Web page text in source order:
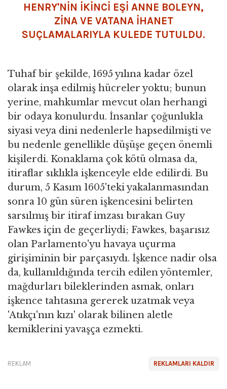
HENRY'NİN İKİNCİ EŞİ ANNE BOLEYN,
ZİNA VE VATANA İHANET
SUÇLAMALARIYLA KULEDE TUTULDU.
Tuhaf bir şekilde, 1695 yılına kadar özel
olarak inşa edilmiş hücreler yoktu; bunun
yerine, mahkumlar mevcut olan herhangi
bir odaya konulurdu. İnsanlar çoğunlukla
siyasi veya dini nedenlerle hapsedilmişti ve
bu nedenle genellikle düşüşe geçen önemli
kişilerdi. Konaklama çok kötü olmasa da,
itiraflar sıklıkla işkenceyle elde edilirdi. Bu
durum, 5 Kasım 1605'teki yakalanmasından
sonra 10 gün süren işkencesini belirten
sarsılmış bir itiraf imzası bırakan Guy
Fawkes için de geçerliydi; Fawkes, başarısız
olan Parlamento'yu havaya uçurma
girişiminin bir parçasıydı. İşkence nadir olsa
da, kullanıldığında tercih edilen yöntemler,
mağdurları bileklerinden asmak, onları
işkence tahtasına gererek uzatmak veya
'Atıkçı'nın kızı' olarak bilinen aletle
kemiklerini yavaşça ezmekti.
REKLAMLARI KALDIR
REKLAM